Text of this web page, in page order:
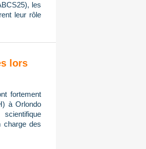
les
leur rôle
lors
fortement
à Orlondo
charge des